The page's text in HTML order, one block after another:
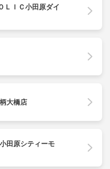
ＩＣ小田原ダイ
大橋店
田原シティーモ